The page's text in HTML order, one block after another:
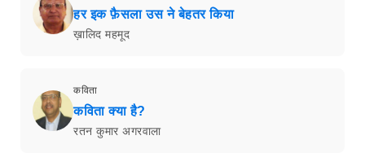
हर इक फ़ैसला उस ने बेहतर किया
ख़ालिद महमूद
कविता
कविता क्या है?
रतन कुमार अगरवाला